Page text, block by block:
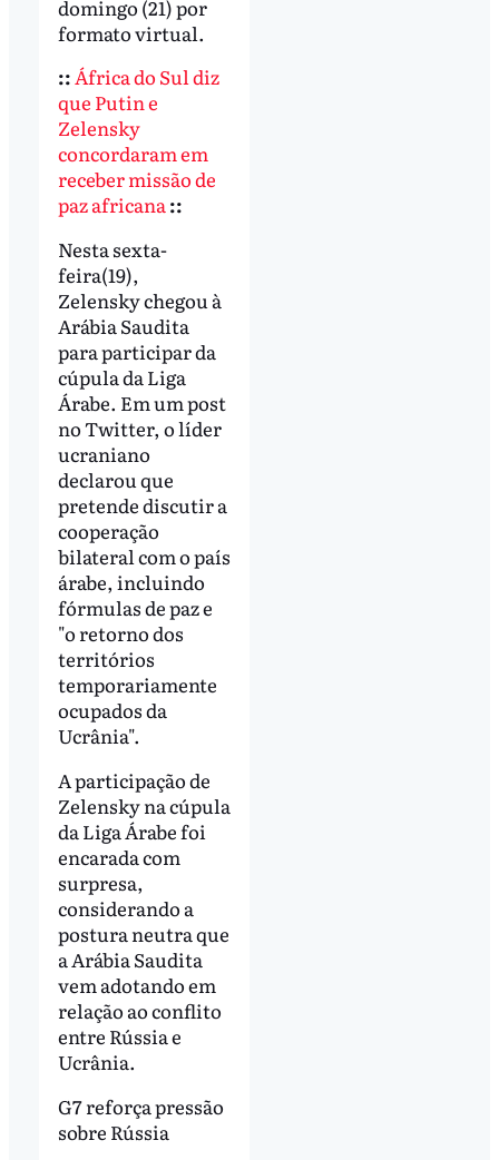
domingo (21) por
formato virtual.
::África do Sul diz
que Putin e
Zelensky
concordaram em
receber missão de
paz africana::
Nesta sexta-
feira(19),
Zelensky chegou à
Arábia Saudita
para participar da
cúpula da Liga
Árabe. Em um post
no Twitter, o líder
ucraniano
declarou que
pretende discutir a
cooperação
bilateral com o país
árabe, incluindo
fórmulas de paz e
"o retorno dos
territórios
temporariamente
ocupados da
Ucrânia".
A participação de
Zelensky na cúpula
da Liga Árabe foi
encarada com
surpresa,
considerando a
postura neutra que
a Arábia Saudita
vem adotando em
relação ao conflito
entre Rússia e
Ucrânia.
G7 reforça pressão
sobre Rússia